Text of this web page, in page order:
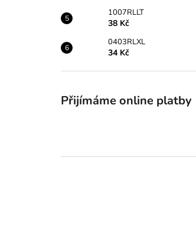
1007RLLT
38 Kč
0403RLXL
34 Kč
Přijímáme online platby